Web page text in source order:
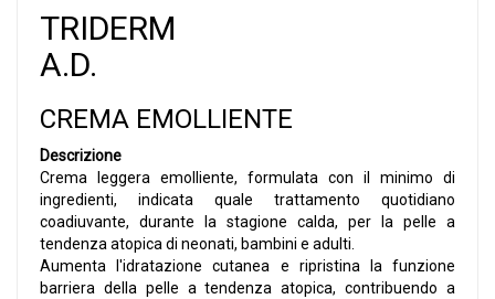
TRIDERM
A.D.
CREMA EMOLLIENTE
Descrizione
Crema leggera emolliente, formulata con il minimo di
ingredienti, indicata quale trattamento quotidiano
coadiuvante, durante la stagione calda, per la pelle a
tendenza atopica di neonati, bambini e adulti.
Aumenta l'idratazione cutanea e ripristina la funzione
barriera della pelle a tendenza atopica, contribuendo a